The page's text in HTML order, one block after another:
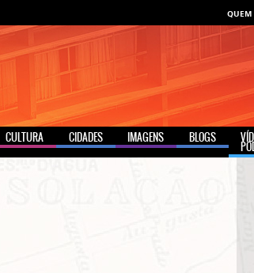
QUEM
CULTURA CIDADES IMAGENS BLOGS